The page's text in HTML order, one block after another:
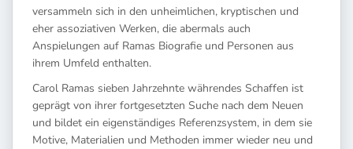
versammeln sich in den unheimlichen, kryptischen und
eher assoziativen Werken, die abermals auch
Anspielungen auf Ramas Biografie und Personen aus
ihrem Umfeld enthalten.
Carol Ramas sieben Jahrzehnte währendes Schaffen ist
geprägt von ihrer fortgesetzten Suche nach dem Neuen
und bildet ein eigenständiges Referenzsystem, in dem sie
Motive, Materialien und Methoden immer wieder neu und